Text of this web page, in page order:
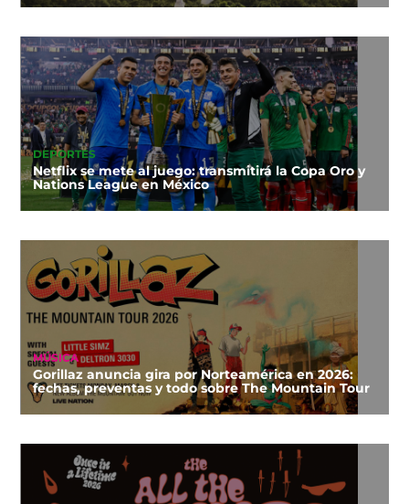
DEPORTES
Netflix se mete al juego: transmitirá la Copa Oro y
Nations League en México
MÚSICA
Gorillaz anuncia gira por Norteamérica en 2026:
fechas, preventas y todo sobre The Mountain Tour